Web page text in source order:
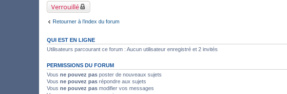
Verrouillé
Retourner à l’index du forum
QUI EST EN LIGNE
Utilisateurs parcourant ce forum : Aucun utilisateur enregistré et 2 invités
PERMISSIONS DU FORUM
Vous ne pouvez pas poster de nouveaux sujets
Vous ne pouvez pas répondre aux sujets
Vous ne pouvez pas modifier vos messages